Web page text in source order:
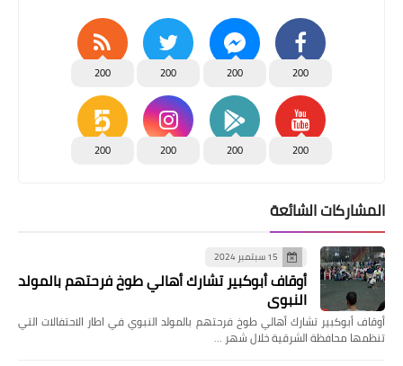
200
200
200
200
200
200
200
200
المشاركات الشائعة
15 سبتمبر 2024
أوقاف أبوكبير تشارك أهالي طوخ فرحتهم بالمولد
النبوي
أوقاف أبوكبير تشارك أهالي طوخ فرحتهم بالمولد النبوي في اطار الاحتفالات التي
تنظمها محافظة الشرقية خلال شهر …